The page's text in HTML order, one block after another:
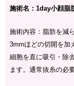
施術名：1day小顔脂
施術内容：脂肪を減
3mmほどの切開を加
細胞を直に吸引・除
ます。通常抜糸の必